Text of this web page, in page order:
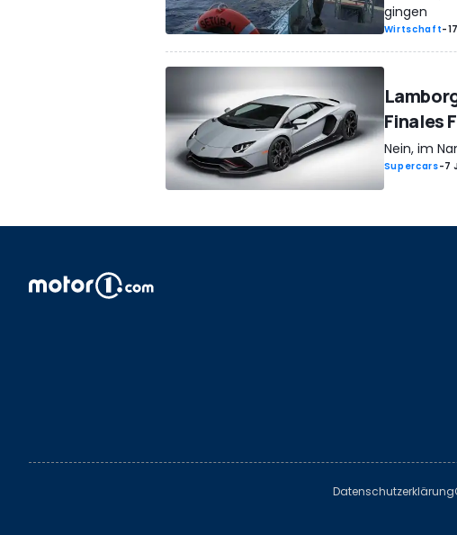
gingen
Wirtschaft-
Finales
Nein, im
Supercars-7
Datenschutzerklärung